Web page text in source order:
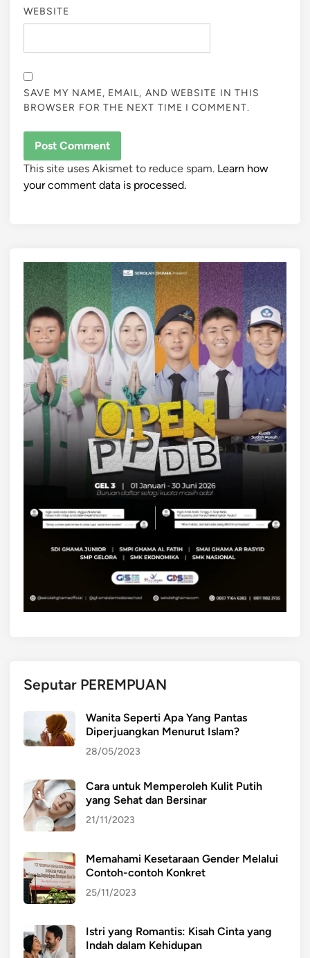
WEBSITE
SAVE MY NAME, EMAIL, AND WEBSITE IN THIS
BROWSER FOR THE NEXT TIME I COMMENT.
This site uses Akismet to reduce spam. Learn how
your comment data is processed.
Seputar PEREMPUAN
Wanita Seperti Apa Yang Pantas
Diperjuangkan Menurut Islam?
28/05/2023
Cara untuk Memperoleh Kulit Putih
yang Sehat dan Bersinar
21/11/2023
Memahami Kesetaraan Gender Melalui
Contoh-contoh Konkret
25/11/2023
Istri yang Romantis: Kisah Cinta yang
Indah dalam Kehidupan